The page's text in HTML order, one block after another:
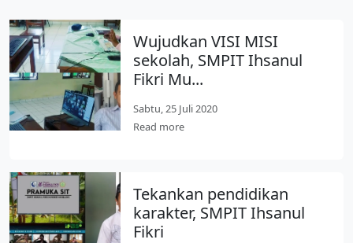
Wujudkan VISI MISI
sekolah, SMPIT Ihsanul
Fikri Mu...
Sabtu, 25 Juli 2020
Read more
Tekankan pendidikan
karakter, SMPIT Ihsanul
Fikri